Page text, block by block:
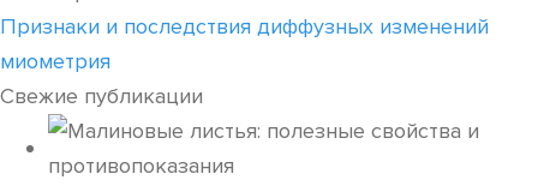
Признаки и последствия диффузных изменений
миометрия
Свежие публикации